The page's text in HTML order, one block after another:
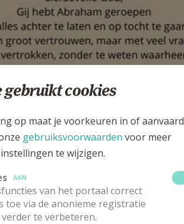
gebruikt cookies
op maat je voorkeuren in of aanvaard
gebruiksvoorwaarden voor meer
te wijzigen.
AAN
van het portaal correct
toe via de anonieme registratie
te verbeteren.